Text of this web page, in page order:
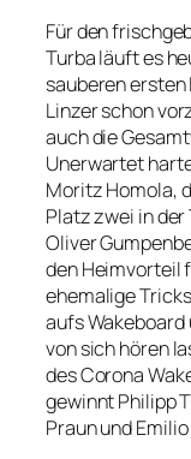
Für den
Turba läuft es
sauberen
Linzer schon
auch die
Unerwartet
Moritz Homola,
Platz zwei in
Oliver
den Heimvorteil
ehemalige
aufs
von sich hören
des Corona
gewinnt Philipp
Praun und